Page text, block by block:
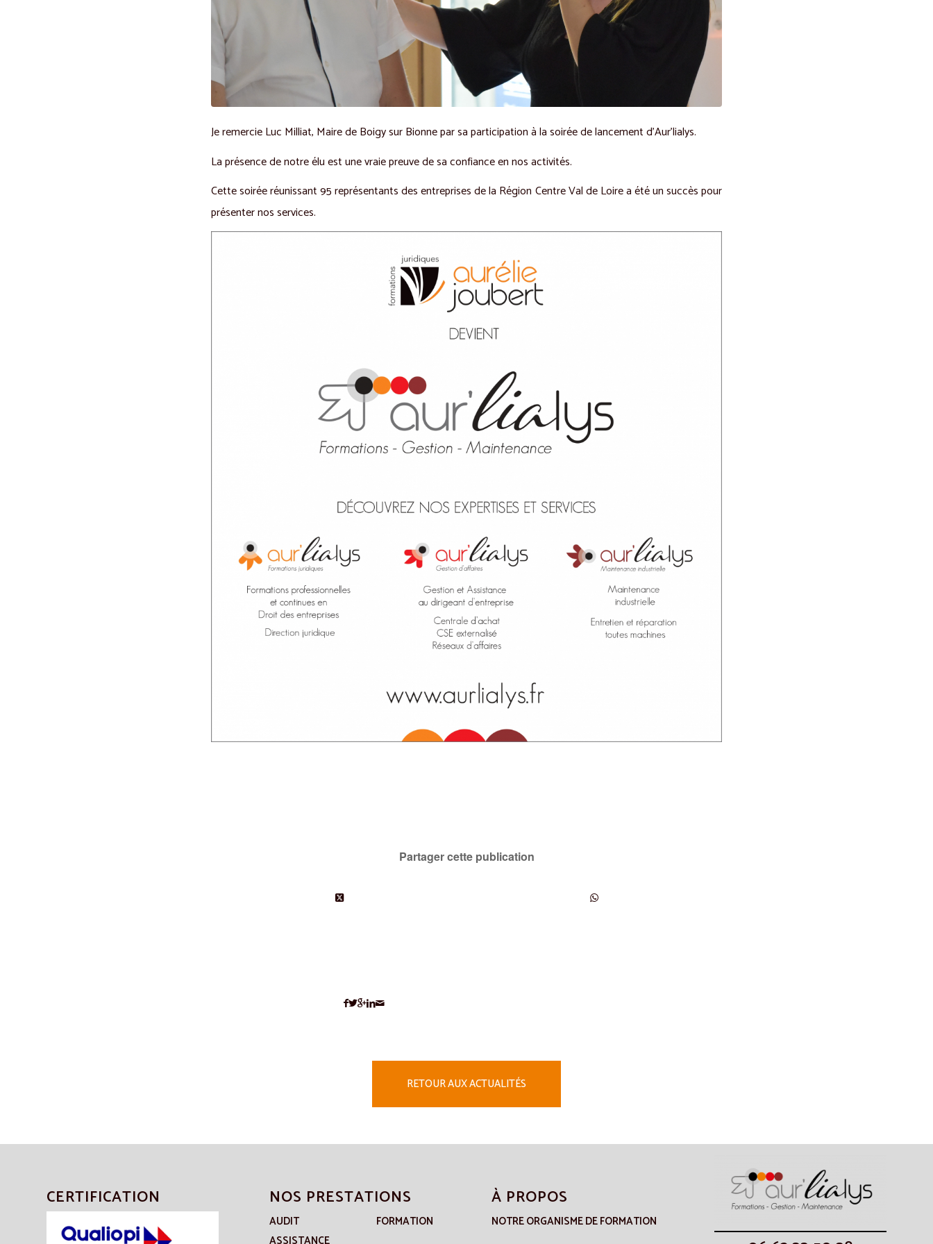
Je remercie Luc Milliat, Maire de Boigy sur Bionne par sa participation à la soirée de lancement d’Aur’lialys.
La présence de notre élu est une vraie preuve de sa confiance en nos activités.
Cette soirée réunissant 95 représentants des entreprises de la Région Centre Val de Loire a été un succès pour
présenter nos services.
Partager cette publication
RETOUR AUX ACTUALITÉS
CERTIFICATION NOS PRESTATIONS
AUDIT
FORMATION
À PROPOS
NOTRE ORGANISME DE FORMATION